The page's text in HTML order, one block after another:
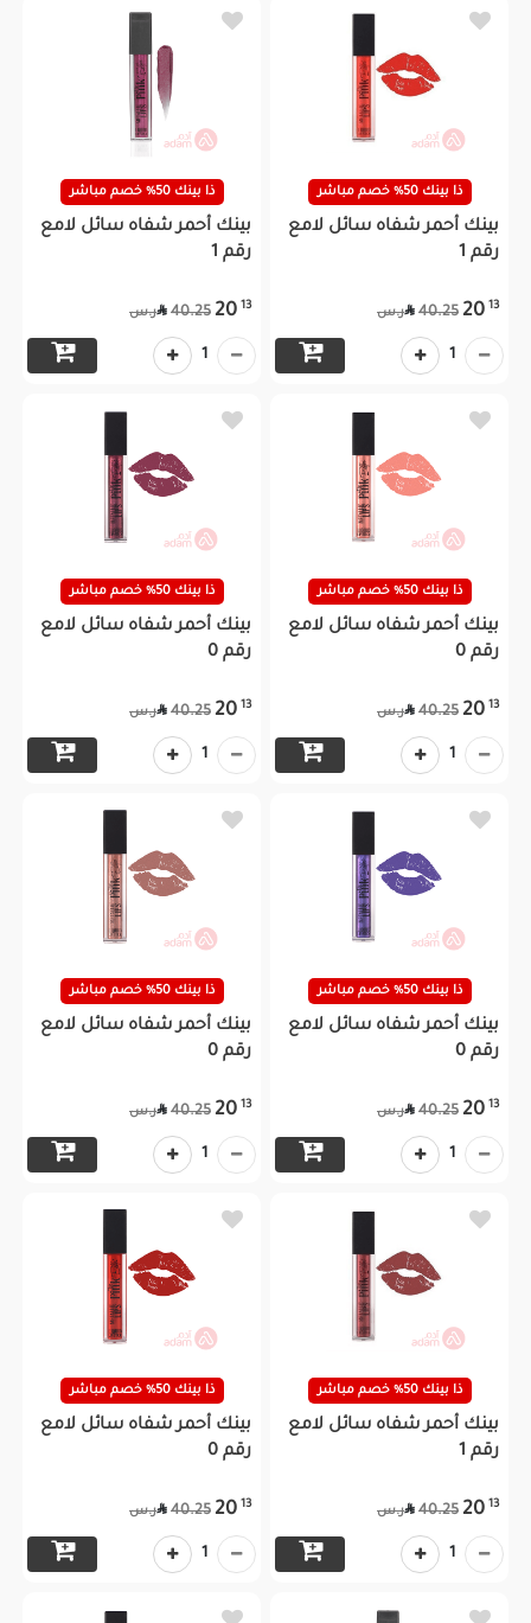
ذا بينك 50% خصم مباشر
بينك أحمر شفاه سائل لامع
رقم 1
13
20
 40.25 ر.س
1
ذا بينك 50% خصم مباشر
بينك أحمر شفاه سائل لامع
رقم 1
13
20
 40.25 ر.س
1
ذا بينك 50% خصم مباشر
بينك أحمر شفاه سائل لامع
رقم 0
13
20
 40.25 ر.س
1
ذا بينك 50% خصم مباشر
بينك أحمر شفاه سائل لامع
رقم 0
13
20
 40.25 ر.س
1
ذا بينك 50% خصم مباشر
بينك أحمر شفاه سائل لامع
رقم 0
13
20
 40.25 ر.س
1
ذا بينك 50% خصم مباشر
بينك أحمر شفاه سائل لامع
رقم 0
13
20
 40.25 ر.س
1
ذا بينك 50% خصم مباشر
بينك أحمر شفاه سائل لامع
رقم 1
13
20
 40.25 ر.س
1
ذا بينك 50% خصم مباشر
بينك أحمر شفاه سائل لامع
رقم 0
13
20
 40.25 ر.س
1